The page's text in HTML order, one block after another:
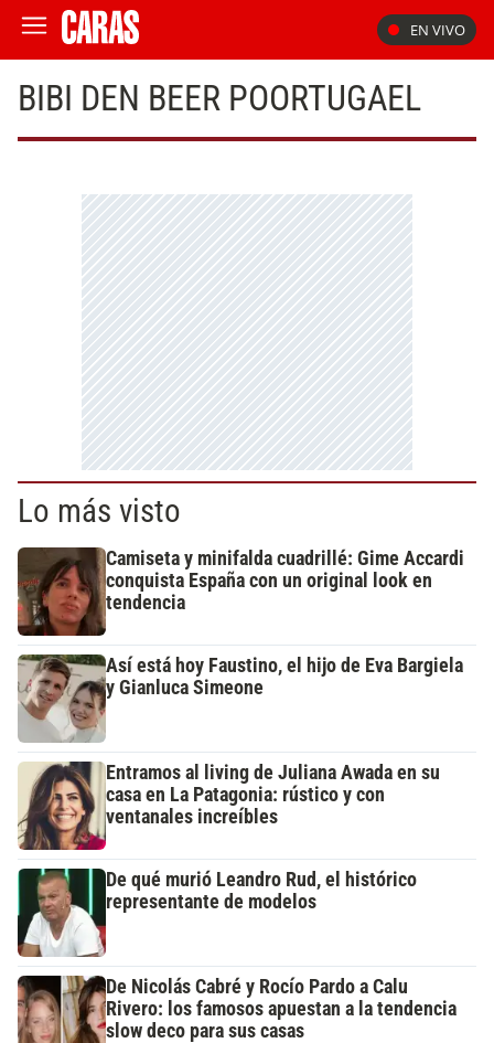
EN VIVO
BIBI DEN BEER POORTUGAEL
Lo más visto
Camiseta y minifalda cuadrillé: Gime Accardi
conquista España con un original look en
tendencia
Así está hoy Faustino, el hijo de Eva Bargiela
y Gianluca Simeone
Entramos al living de Juliana Awada en su
casa en La Patagonia: rústico y con
ventanales increíbles
De qué murió Leandro Rud, el histórico
representante de modelos
De Nicolás Cabré y Rocío Pardo a Calu
Rivero: los famosos apuestan a la tendencia
slow deco para sus casas